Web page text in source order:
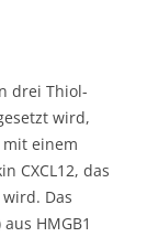
drei Thiol-
wird,
einem
CXCL12, das
Das
HMGB1